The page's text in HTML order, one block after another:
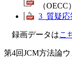
（OECC）
3_質疑応
録画データはこ
第4回JCM方法論ウ